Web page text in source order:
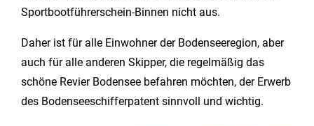
Sportbootführerschein-Binnen nicht aus.
Daher ist für alle Einwohner der Bodenseeregion, aber
auch für alle anderen Skipper, die regelmäßig das
schöne Revier Bodensee befahren möchten, der Erwerb
des Bodenseeschifferpatent sinnvoll und wichtig.